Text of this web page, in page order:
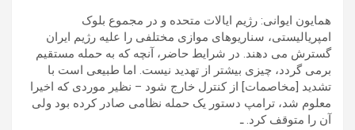
همایون ایوانی: رژیم ایالات متحده و در مجموع بلوک
امپریالیستی، سناریوهای موازی مختلفی را علیه رژیم ایران
گسترش می دهند. در شرایط حاضر، آنچه که به حمله مستقیم
برمی گردد، چیزی بیشتر از تهدید نیست. اما طبیعی است با
تشدید [مخاصمات] از کنترل خارج شود – نظیر موردی که اخیرا
معلوم شد، ترامپ دستور یک حمله نظامی صادر کرده بود ولی
آن را متوقف کرد. ـ